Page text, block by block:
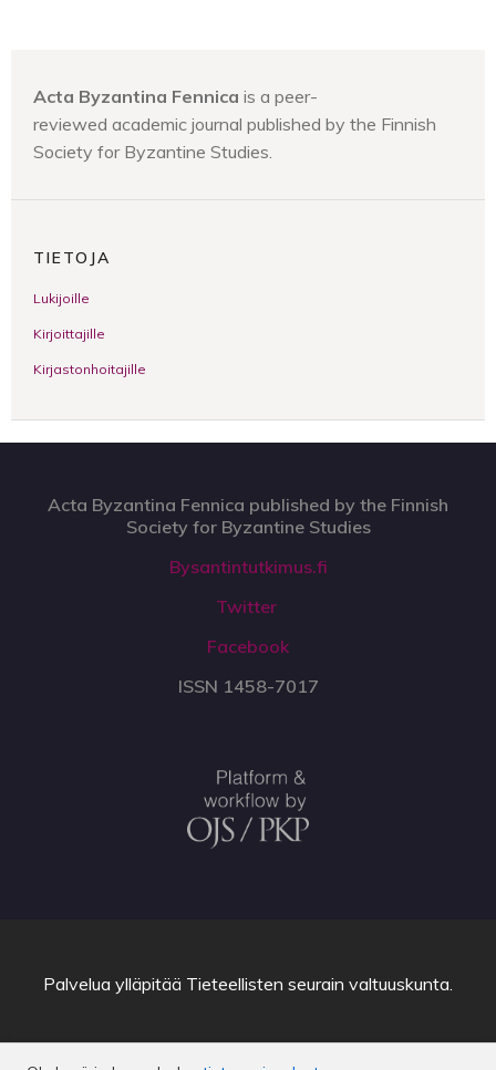
Acta Byzantina Fennica is a peer-
reviewed academic journal published by the Finnish
Society for Byzantine Studies.
TIETOJA
Lukijoille
Kirjoittajille
Kirjastonhoitajille
Acta Byzantina Fennica published by the Finnish
Society for Byzantine Studies
Bysantintutkimus.fi
Twitter
Facebook
ISSN 1458-7017
Palvelua ylläpitää Tieteellisten seurain valtuuskunta.